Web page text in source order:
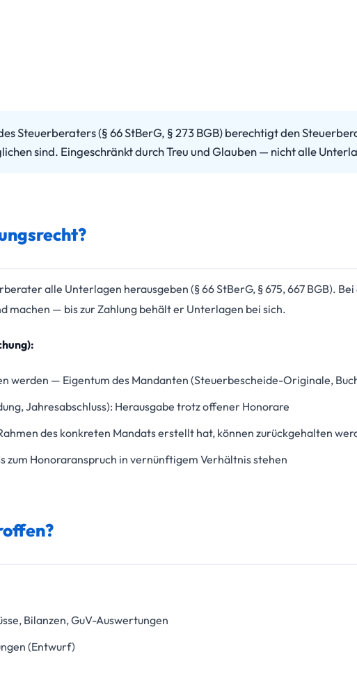
Steuerberaters (§ 66 StBerG, § 273 BGB) berechtigt den
sind. Eingeschränkt durch Treu und Glauben — nicht alle
alle Unterlagen herausgeben (§ 66 StBerG, § 675, 667 BGB).
machen — bis zur Zahlung behält er Unterlagen bei sich.
werden — Eigentum des Mandanten (Steuerbescheide-Originale,
Jahresabschluss): Herausgabe trotz offener Honorare
des konkreten Mandats erstellt hat, können zurückgehalten
zum Honoraranspruch in vernünftigem Verhältnis stehen
Bilanzen, GuV-Auswertungen
(Entwurf)